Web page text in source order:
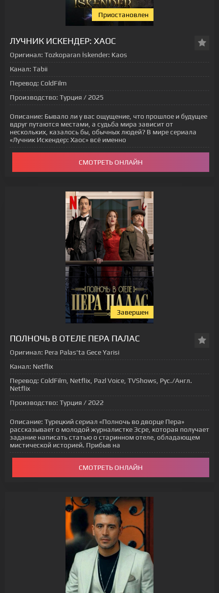
Приостановлен
ЛУЧНИК ИСКЕНДЕР: ХАОС
Оригинал: Tozkoparan İskender: Kaos
Канал: Tabii
Перевод: ColdFilm
Производство: Турция / 2025
Описание: Бывало ли у вас ощущение, что прошлое и будущее
вдруг путаются местами, а судьба мира зависит от
нескольких, казалось бы, обычных людей? В мире сериала
«Лучник Искендер: Хаос» всё именно
СМОТРЕТЬ ОНЛАЙН
Завершен
ПОЛНОЧЬ В ОТЕЛЕ ПЕРА ПАЛАС
Оригинал: Pera Palas'ta Gece Yarisi
Канал: Netflix
Перевод: ColdFilm, Netflix, Pazl Voice, TVShows, Рус./Англ.
Netflix
Производство: Турция / 2022
Описание: Турецкий сериал «Полночь во дворце Пера»
рассказывает о молодой журналистке Эсре, которая получает
задание написать статью о старинном отеле, обладающем
мистической историей. Прибыв на
СМОТРЕТЬ ОНЛАЙН